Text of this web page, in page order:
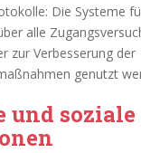
Die Systeme
alle
zur Verbesserung der
genutzt
und soziale